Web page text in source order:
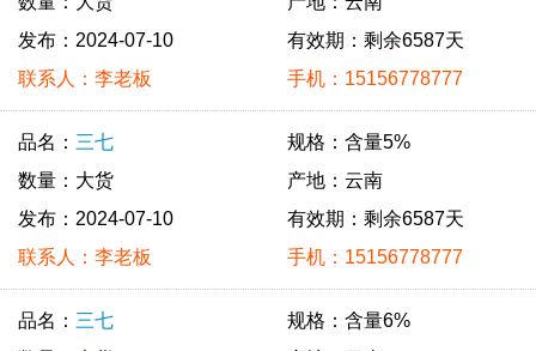
发布：2024-07-10
联系人：李老板
有效期：剩余6587天
手机：15156778777
品名： 三七
数量：大货
发布：2024-07-10
联系人：李老板
规格：含量5%
产地：云南
有效期：剩余6587天
手机：15156778777
品名： 三七
规格：含量6%